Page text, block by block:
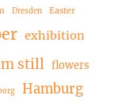
Dresden Easter
exhibition
still flowers
Hamburg